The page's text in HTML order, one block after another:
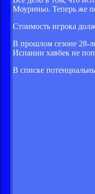
Моуриньо. Теперь же
Стоимость игрока
В прошлом сезоне 28-
Испании хавбек не
В списке